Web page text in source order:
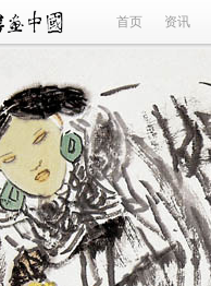
首页 资讯